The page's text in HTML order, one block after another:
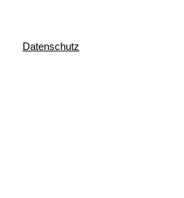
Datenschutz